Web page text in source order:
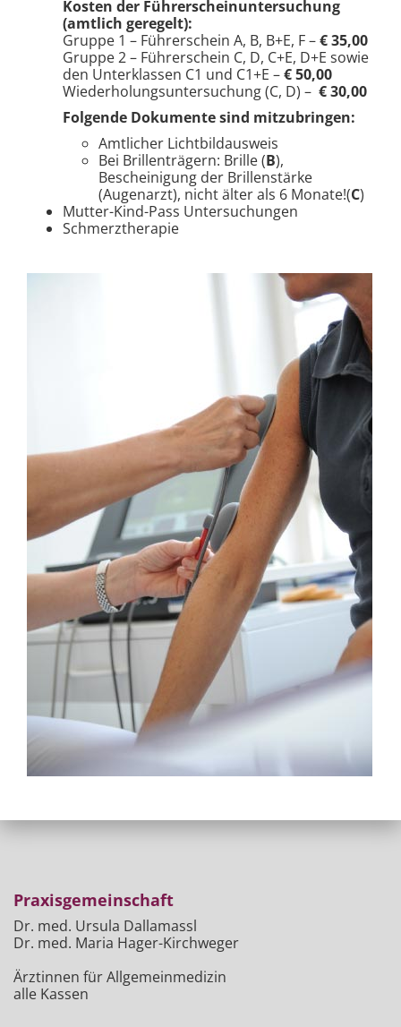
Kosten der Führerscheinuntersuchung
(amtlich geregelt):
Gruppe 1 – Führerschein A, B, B+E, F –€ 35,00
Gruppe 2 – Führerschein C, D, C+E, D+E sowie
den Unterklassen C1 und C1+E –€ 50,00
Wiederholungsuntersuchung (C, D) – € 30,00
Folgende Dokumente sind mitzubringen:
Amtlicher Lichtbildausweis
Bei Brillenträgern: Brille (B),
Bescheinigung der Brillenstärke
(Augenarzt), nicht älter als 6 Monate!(C)
Mutter-Kind-Pass Untersuchungen
Schmerztherapie
Praxisgemeinschaft
Dr. med. Ursula Dallamassl
Dr. med. Maria Hager-Kirchweger
Ärztinnen für Allgemeinmedizin
alle Kassen